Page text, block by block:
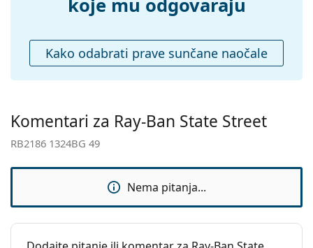
Ostalo
Spol:
Unisex
Kategorija:
Sunčane naočale
Upotreba:
Moda
koje mu odgovaraju
Kako odabrati prave sunčane naočale
Komentari za Ray-Ban State Street
RB2186 1324BG 49
Nema pitanja...